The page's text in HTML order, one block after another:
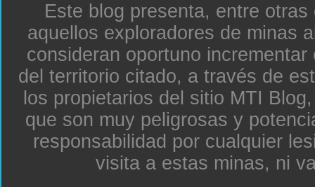
Este blog presenta, entre
aquellos exploradores de minas
consideran oportuno
del territorio citado, a través de
los propietarios del sitio MTI
que son muy peligrosas y
responsabilidad por cualquier
visita a estas minas, ni